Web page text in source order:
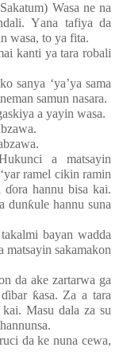
Sakatum) Wasa nena
.Yana tafiya da
wasa, to ya fita.
kanti ya tara robali
sanya ‘ya’ya sama
neman samun nasara.
a yayin wasa.
a matsayin
‘yar ramel cikin ramin
ɗora hannu bisa kai.
a dunƙule hannu suna
bayan wadda
matsayin sakamakon
da ake zartarwa ga
ɗibar ƙasa. Za a tara
kai. Masu dala za su
da ke nuna cewa,